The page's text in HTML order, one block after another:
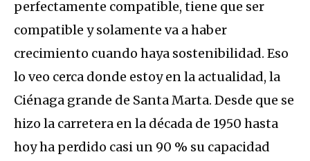
perfectamente compatible, tiene que ser
compatible y solamente va a haber
crecimiento cuando haya sostenibilidad. Eso
lo veo cerca donde estoy en la actualidad, la
Ciénaga grande de Santa Marta. Desde que se
hizo la carretera en la década de 1950 hasta
hoy ha perdido casi un 90 % su capacidad